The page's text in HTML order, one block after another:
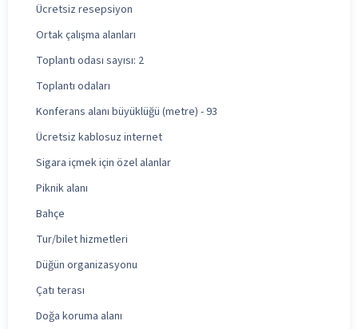
Ücretsiz resepsiyon
Ortak çalışma alanları
Toplantı odası sayısı: 2
Toplantı odaları
Konferans alanı büyüklüğü (metre) - 93
Ücretsiz kablosuz internet
Sigara içmek için özel alanlar
Piknik alanı
Bahçe
Tur/bilet hizmetleri
Düğün organizasyonu
Çatı terası
Doğa koruma alanı